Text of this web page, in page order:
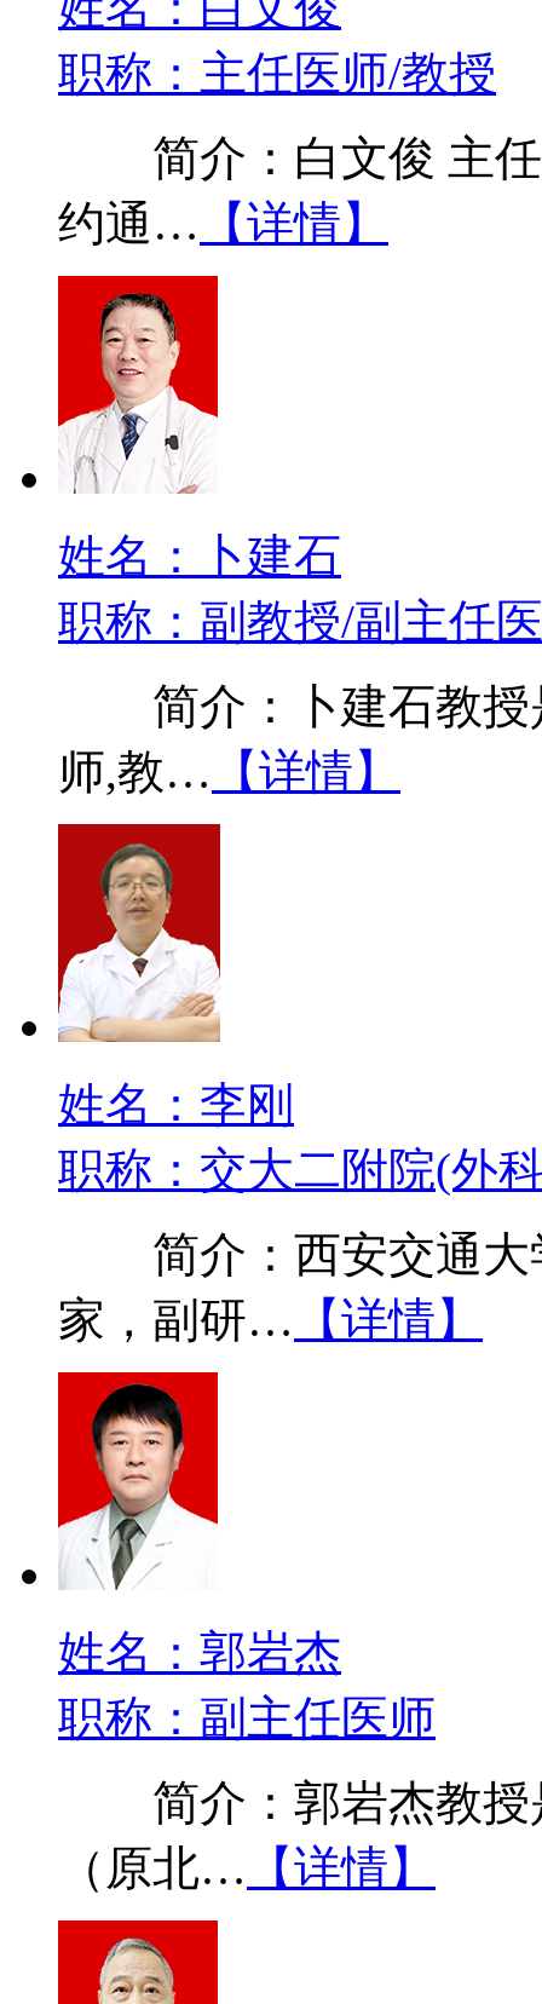
职称：主任医师/教授
简介：白文俊 主任
约通… 【详情】
姓名：卜建石
职称：副教授/副主任
简介：卜建石教授
师,教… 【详情】
姓名：李刚
职称：交大二附院(外
简介：西安交通大
家，副研… 【详情】
姓名：郭岩杰
职称：副主任医师
简介：郭岩杰教授
（原北… 【详情】